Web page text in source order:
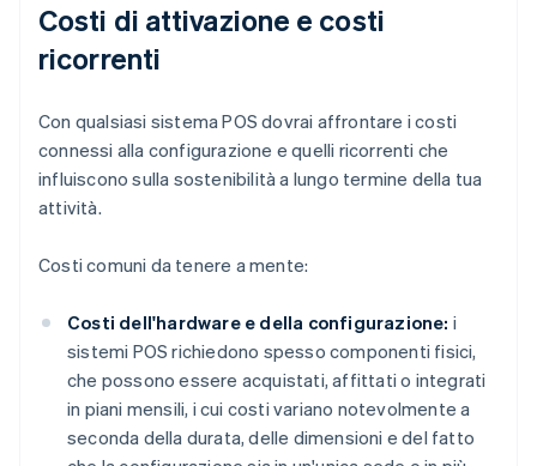
Costi di attivazione e costi
ricorrenti
Con qualsiasi sistema POS dovrai affrontare i costi
connessi alla configurazione e quelli ricorrenti che
influiscono sulla sostenibilità a lungo termine della tua
attività.
Costi comuni da tenere a mente:
Costi dell'hardware e della configurazione: i
sistemi POS richiedono spesso componenti fisici,
che possono essere acquistati, affittati o integrati
in piani mensili, i cui costi variano notevolmente a
seconda della durata, delle dimensioni e del fatto